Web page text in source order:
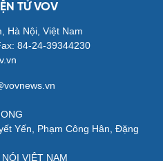
TỬ VOV
Hà Nội, Việt Nam
84-24-39344230
Yến, Phạm Công Hân, Đặng
VIỆT NAM